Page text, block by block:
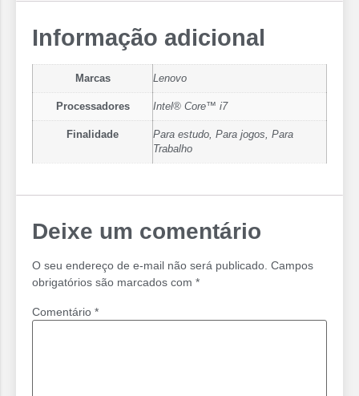
Informação adicional
Marcas Lenovo
Processadores Intel® Core™ i7
Finalidade
Para estudo, Para jogos, Para
Trabalho
Deixe um comentário
O seu endereço de e-mail não será publicado. Campos
obrigatórios são marcados com *
Comentário *